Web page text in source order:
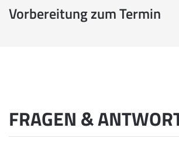
Vorbereitung zum Termin
FRAGEN &